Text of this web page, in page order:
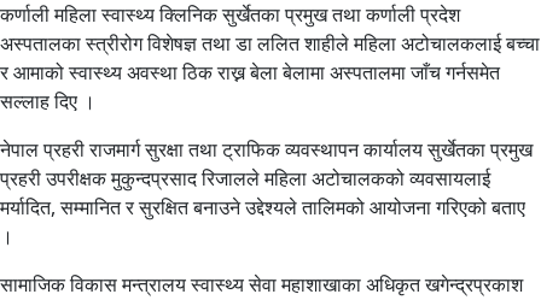
कर्णाली महिला स्वास्थ्य क्लिनिक सुर्खेतका प्रमुख तथा कर्णाली प्रदेश
अस्पतालका स्त्रीरोग विशेषज्ञ तथा डा ललित शाहीले महिला अटोचालकलाई बच्चा
र आमाको स्वास्थ्य अवस्था ठिक राख्न बेला बेलामा अस्पतालमा जाँच गर्नसमेत
सल्लाह दिए ।
नेपाल प्रहरी राजमार्ग सुरक्षा तथा ट्राफिक व्यवस्थापन कार्यालय सुर्खेतका प्रमुख
प्रहरी उपरीक्षक मुकुन्दप्रसाद रिजालले महिला अटोचालकको व्यवसायलाई
मर्यादित, सम्मानित र सुरक्षित बनाउने उद्देश्यले तालिमको आयोजना गरिएको बताए
।
सामाजिक विकास मन्त्रालय स्वास्थ्य सेवा महाशाखाका अधिकृत खगेन्द्रप्रकाश